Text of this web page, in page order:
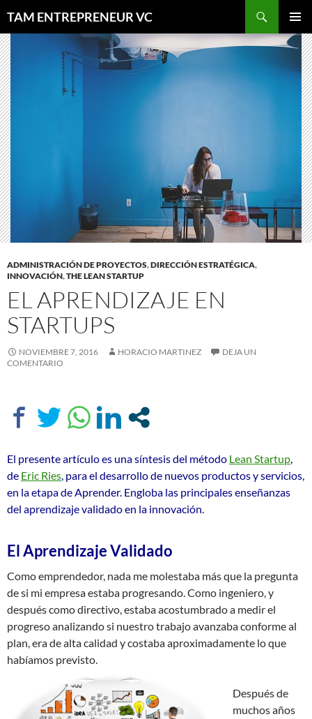
contenido
TAM ENTREPRENEUR VC
MENÚ
ADMINISTRACIÓN DE PROYECTOS,DIRECCIÓN ESTRATÉGICA,
INNOVACIÓN,THE LEAN STARTUP
EL APRENDIZAJE EN
STARTUPS
NOVIEMBRE 7, 2016 HORACIO MARTINEZ
DEJA UN
COMENTARIO
El presente artículo es una síntesis del método Lean Startup,
de Eric Ries, para el desarrollo de nuevos productos y servicios,
en la etapa de Aprender. Engloba las principales enseñanzas
del aprendizaje validado en la innovación.
El Aprendizaje Validado
Como emprendedor, nada me molestaba más que la pregunta
de si mi empresa estaba progresando. Como ingeniero, y
después como directivo, estaba acostumbrado a medir el
progreso analizando si nuestro trabajo avanzaba conforme al
plan, era de alta calidad y costaba aproximadamente lo que
habíamos previsto.
Después de
muchos años